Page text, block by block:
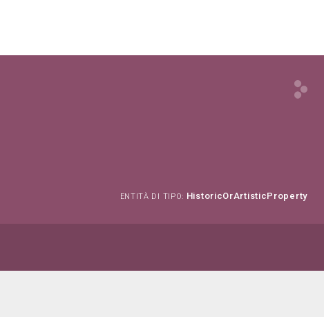
ENTITÀ DI TIPO: HistoricOrArtisticProperty